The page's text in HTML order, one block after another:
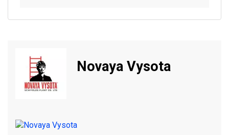
Novaya Vysota